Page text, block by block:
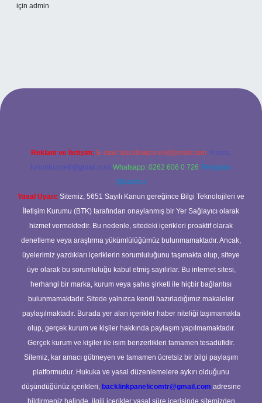
için admin
Reklam ve İletişim: E-mail: backlinkpaneli@gmail.com Teams:
forumhizmeti@gmail.com Whatsapp: 0262 606 0 726 Telegram:
@karabul
Yasal Uyarı: Sitemiz, 5651 Sayılı Kanun gereğince Bilgi Teknolojileri ve
İletişim Kurumu (BTK) tarafından onaylanmış bir Yer Sağlayıcı olarak
hizmet vermektedir. Bu nedenle, sitedeki içerikleri proaktif olarak
denetleme veya araştırma yükümlülüğümüz bulunmamaktadır. Ancak,
üyelerimiz yazdıkları içeriklerin sorumluluğunu taşımakta olup, siteye
üye olarak bu sorumluluğu kabul etmiş sayılırlar. Bu internet sitesi,
herhangi bir marka, kurum veya şahıs şirketi ile hiçbir bağlantısı
bulunmamaktadır. Sitede yalnızca kendi hazırladığımız makaleler
paylaşılmaktadır. Burada yer alan içerikler haber niteliği taşımamakta
olup, gerçek kurum ve kişiler hakkında paylaşım yapılmamaktadır.
Gerçek kurum ve kişiler ile isim benzerlikleri tamamen tesadüfidir.
Sitemiz, kar amacı gütmeyen ve tamamen ücretsiz bir bilgi paylaşım
platformudur. Hukuka ve yasal düzenlemelere aykırı olduğunu
düşündüğünüz içerikleri, backlinkpanelicomtr@gmail.com adresine
bildirmeniz halinde, ilgili içerikler yasal süre içerisinde sitemizden